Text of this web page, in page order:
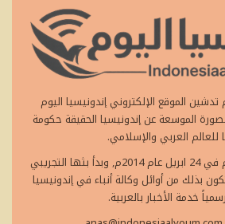
الموقع الإلكتروني إندونيسيا اليوم
الموسعة عن إندونيسيا الحقيقة حكومة
العربي والإسلامي.
وتأسس إندونيسيا اليوم في 24 ابريل عام 2014م, وبدأ بثها التجريبي
2014م, لتكون بذلك من أوائل وكالة أنباء في إندونيسيا
خدمة الأخبار بالعربية.